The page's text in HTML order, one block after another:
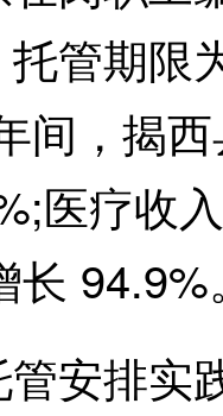
管期限
间，揭
医疗收
长 94.9%
排实